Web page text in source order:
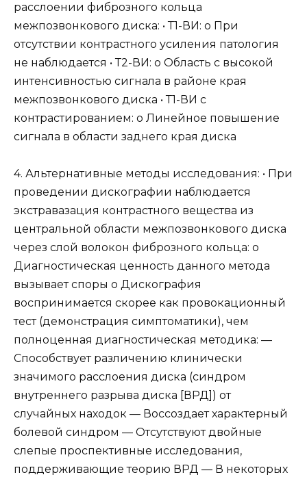
расслоении фиброзного кольца
межпозвонкового диска: • Т1-ВИ: о При
отсутствии контрастного усиления патология
не наблюдается • Т2-ВИ: о Область с высокой
интенсивностью сигнала в районе края
межпозвонкового диска • Т1-ВИ с
контрастированием: о Линейное повышение
сигнала в области заднего края диска
4. Альтернативные методы исследования: • При
проведении дискографии наблюдается
экстравазация контрастного вещества из
центральной области межпозвонкового диска
через слой волокон фиброзного кольца: о
Диагностическая ценность данного метода
вызывает споры о Дискография
воспринимается скорее как провокационный
тест (демонстрация симптоматики), чем
полноценная диагностическая методика: —
Способствует различению клинически
значимого расслоения диска (синдром
внутреннего разрыва диска [ВРД]) от
случайных находок — Воссоздает характерный
болевой синдром — Отсутствуют двойные
слепые проспективные исследования,
поддерживающие теорию ВРД — В некоторых